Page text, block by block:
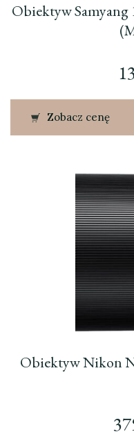
Obiektyw
Zobacz cenę
Obiektyw Nikon